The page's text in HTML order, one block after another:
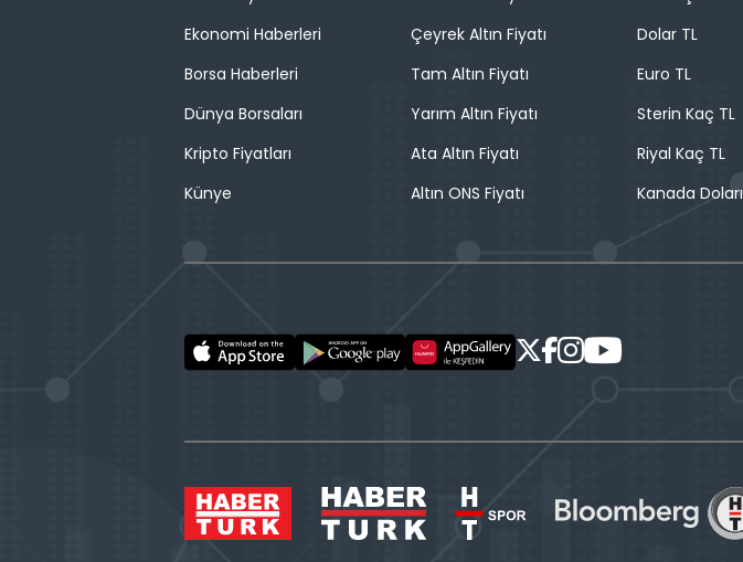
Ekonomi Haberleri
Borsa Haberleri
Dünya Borsaları
Kripto Fiyatları
Künye
Çeyrek Altın Fiyatı
Tam Altın Fiyatı
Yarım Altın Fiyatı
Ata Altın Fiyatı
Altın ONS Fiyatı
Dolar TL
Euro TL
Sterin Kaç TL
Riyal Kaç TL
Kanada Doları